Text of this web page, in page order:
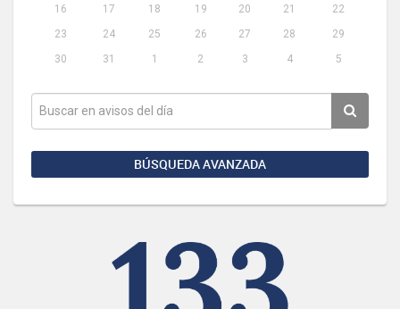
16
17 18 19 20 21
22
23
24 25 26 27 28
29
30
31 1 2 3 4 5
BÚSQUEDA AVANZADA